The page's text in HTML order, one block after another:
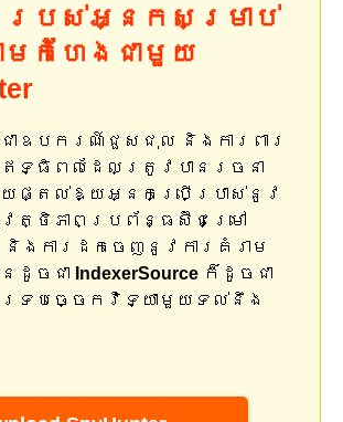
បស់អ្នកសម្រាប់
មកំហែងជាមួយ
គឺជាឧបករណ៍ជួសជុល និងការពារ
នឥទ្ធិពលដែលត្រូវបានរចនា
យផ្តល់ឱ្យអ្នកប្រើប្រាស់នូវ
វត្ថិភាពប្រព័ន្ធស៊ីជម្រៅ
និងការដកចេញនូវការគំរាម
នដូចជា IndexerSource ក៏ដូចជា
ាំទ្របច្ចេកវិទ្យាមួយទល់នឹង